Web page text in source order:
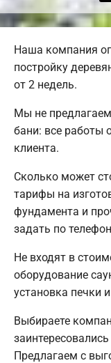
Наша компания
постройку
от 2 недель.
Мы не
бани: все работы
клиента.
Сколько может
тарифы на
фундамента и
задать по
Не входят в
оборудование
установка печки
Выбираете
Предлагаем с